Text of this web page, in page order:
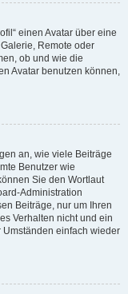
einen Avatar über eine
Remote oder
ob und wie die
Avatar benutzen können,
an, wie viele Beiträge
Benutzer wie
Sie den Wortlaut
Administration
Beiträge, nur um Ihren
Verhalten nicht und ein
Umständen einfach wieder